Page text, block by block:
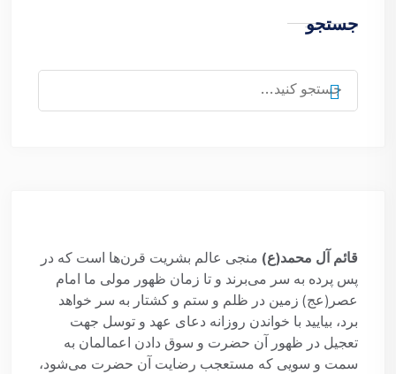
جستجو
برای:
قائم آل محمد(ع) منجی عالم بشریت قرن‌ها است که در
پس پرده به سر می‌برند و تا زمان ظهور مولی ما امام
عصر(عج) زمین در ظلم و ستم و کشتار به سر خواهد
برد، بیایید با خواندن روزانه دعای عهد و توسل جهت
تعجیل در ظهور آن حضرت و سوق دادن اعمالمان به
سمت و سویی که مستعجب رضایت آن حضرت می‌شود،